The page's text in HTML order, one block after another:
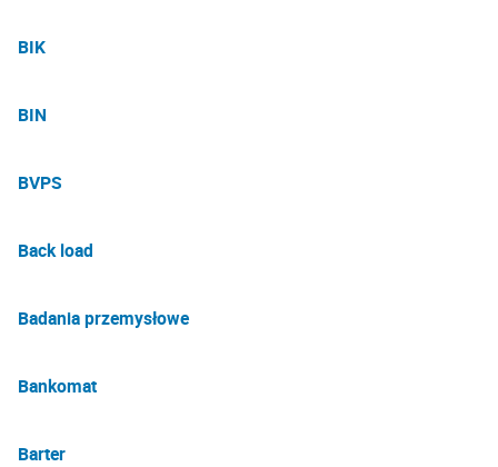
BIK
BIN
BVPS
Back load
Badania przemysłowe
Bankomat
Barter